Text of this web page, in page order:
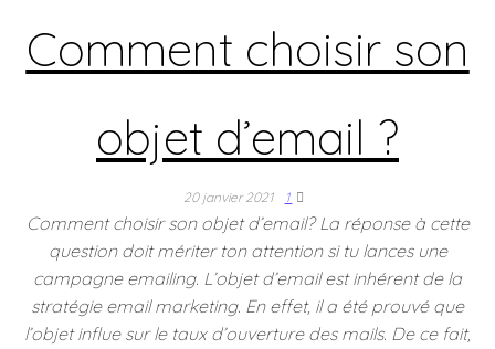
Comment choisir son
objet d’email ?
20 janvier 2021 1
Comment choisir son objet d’email? La réponse à cette
question doit mériter ton attention si tu lances une
campagne emailing. L’objet d’email est inhérent de la
stratégie email marketing. En effet, il a été prouvé que
l’objet influe sur le taux d’ouverture des mails. De ce fait,